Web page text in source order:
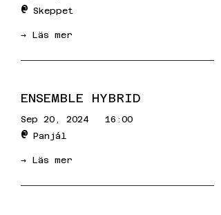
@ Skeppet
→ Läs mer
ENSEMBLE HYBRID
Sep 20, 2024 16:00
@ Panjál
→ Läs mer